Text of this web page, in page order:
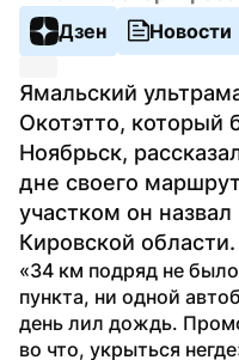
Дзен
Новости
Ямальский
Окотэтто, который
Ноябрьск,
дне своего
участком он
Кировской области.
«34 км подряд не
пункта, ни одной
день лил дождь.
во что, укрыться